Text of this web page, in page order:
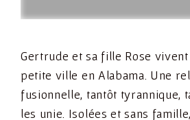
Gertrude et sa fille Rose vivent
petite ville en Alabama. Une
fusionnelle, tantôt tyrannique,
les unie. Isolées et sans